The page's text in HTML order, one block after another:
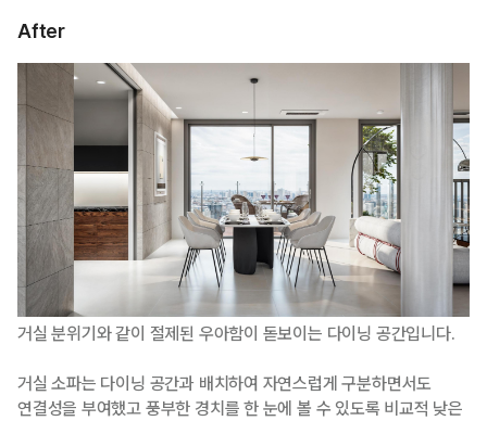
After
거실 분위기와 같이 절제된 우아함이 돋보이는 다이닝 공간입니다.
거실 소파는 다이닝 공간과 배치하여 자연스럽게 구분하면서도
연결성을 부여했고 풍부한 경치를 한 눈에 볼 수 있도록 비교적 낮은